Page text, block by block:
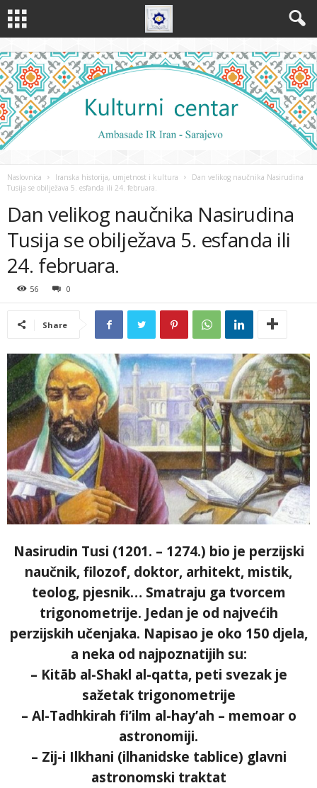
Naslovnica Iranska historija, umjetnost i kultura
Dan velikog naučnika Nasirudina
Tusija se obilježava 5. esfanda ili 24. februara.
Dan velikog naučnika Nasirudina
Tusija se obilježava 5. esfanda ili
24. februara.
56 0
Share
Nasirudin Tusi (1201. – 1274.) bio je perzijski
naučnik, filozof, doktor, arhitekt, mistik,
teolog, pjesnik… Smatraju ga tvorcem
trigonometrije. Jedan je od najvećih
perzijskih učenjaka. Napisao je oko 150 djela,
a neka od najpoznatijih su:
– Kitāb al-Shakl al-qatta, peti svezak je
sažetak trigonometrije
– Al-Tadhkirah fi’ilm al-hay’ah – memoar o
astronomiji.
– Zij-i Ilkhani (ilhanidske tablice) glavni
astronomski traktat